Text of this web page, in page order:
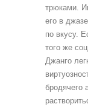
трюками.
его в
по вкусу.
того же
Джанго
бродячего